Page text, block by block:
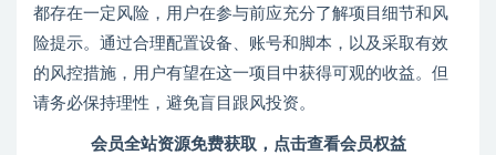
都存在一定风险，用户在参与前应充分了解项目细节和风
险提示。通过合理配置设备、账号和脚本，以及采取有效
的风控措施，用户有望在这一项目中获得可观的收益。但
请务必保持理性，避免盲目跟风投资。
会员全站资源免费获取，点击查看会员权益